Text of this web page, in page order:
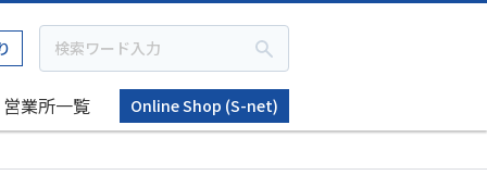
営業所一覧
Online Shop (S-net)